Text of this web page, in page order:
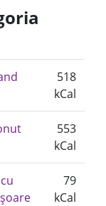
518
kCal
553
kCal
79
kCal